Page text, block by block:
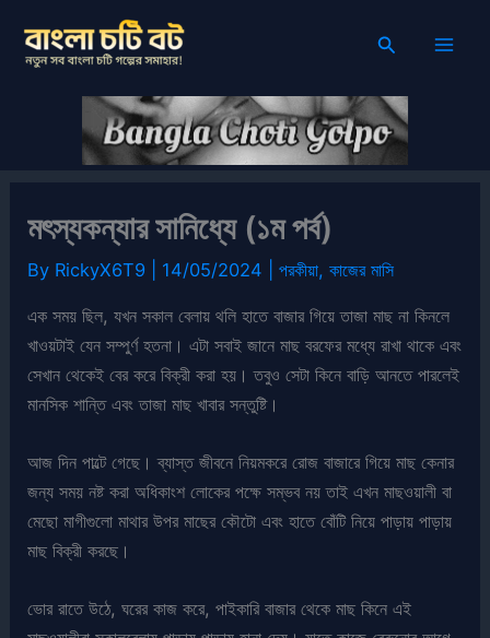
content
Search
মৎস্যকন্যার সানিধ্যে (১ম পর্ব)
By RickyX6T9 14/05/2024 |পরকীয়া,কাজের মাসি
এক সময় ছিল, যখন সকাল বেলায় থলি হাতে বাজার গিয়ে তাজা মাছ না কিনলে
খাওয়টাই যেন সম্পুর্ণ হতনা। এটা সবাই জানে মাছ বরফের মধ্যে রাখা থাকে এবং
সেখান থেকেই বের করে বিক্রী করা হয়। তবুও সেটা কিনে বাড়ি আনতে পারলেই
মানসিক শান্তি এবং তাজা মাছ খাবার সন্তুষ্টি।
আজ দিন পাল্টে গেছে। ব্যাস্ত জীবনে নিয়মকরে রোজ বাজারে গিয়ে মাছ কেনার
জন্য সময় নষ্ট করা অধিকাংশ লোকের পক্ষে সম্ভব নয় তাই এখন মাছওয়ালী বা
মেছো মাগীগুলো মাথার উপর মাছের কৌটো এবং হাতে বোঁটি নিয়ে পাড়ায় পাড়ায়
মাছ বিক্রী করছে।
ভোর রাতে উঠে, ঘরের কাজ করে, পাইকারি বাজার থেকে মাছ কিনে এই